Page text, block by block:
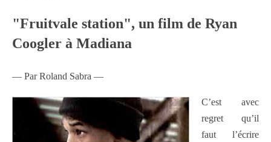
"Fruitvale station", un film de Ryan
Coogler à Madiana
— Par Roland Sabra —
C’est avec
regret qu’il
faut l’écrire